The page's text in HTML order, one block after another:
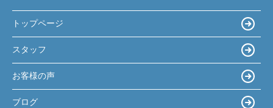
トップページ
スタッフ
お客様の声
ブログ